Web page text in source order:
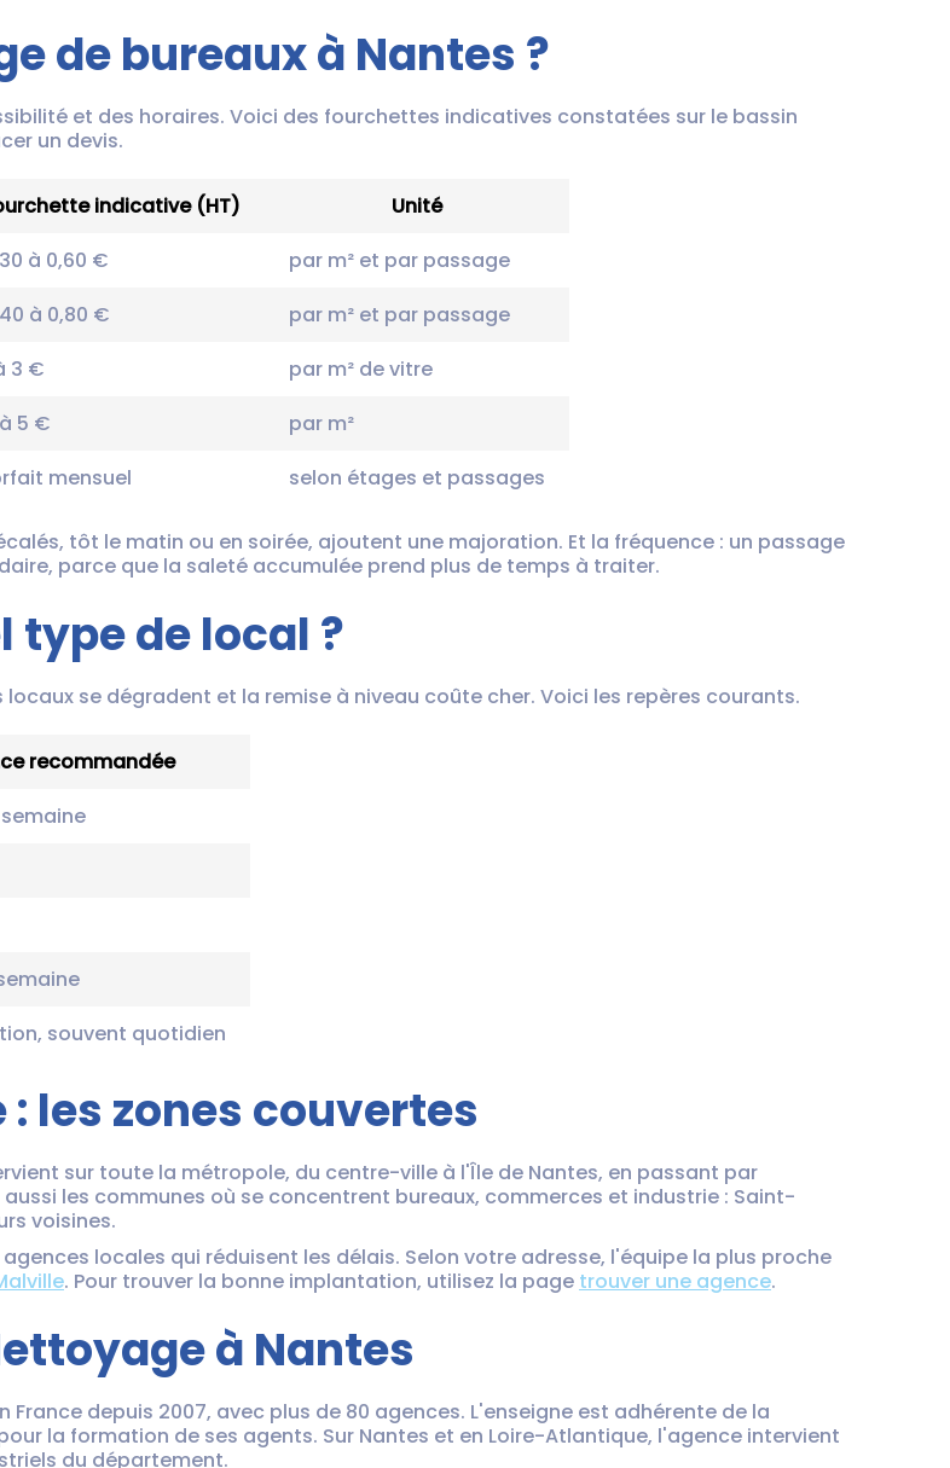
de bureaux à Nantes ?
et des horaires. Voici des fourchettes indicatives constatées sur le bassin
un devis.
indicative (HT)
Unité
à 0,60 €
par m² et par passage
à 0,80 €
par m² et par passage
3 €
par m² de vitre
5 €
par m²
mensuel selon étages et passages
tôt le matin ou en soirée, ajoutent une majoration. Et la fréquence : un passage
parce que la saleté accumulée prend plus de temps à traiter.
type de local ?
se dégradent et la remise à niveau coûte cher. Voici les repères courants.
recommandée
souvent quotidien
les zones couvertes
sur toute la métropole, du centre-ville à l'Île de Nantes, en passant par
les communes où se concentrent bureaux, commerces et industrie : Saint-
voisines.
locales qui réduisent les délais. Selon votre adresse, l'équipe la plus proche
. Pour trouver la bonne implantation, utilisez la page trouver une agence.
à Nantes
depuis 2007, avec plus de 80 agences. L'enseigne est adhérente de la
la formation de ses agents. Sur Nantes et en Loire-Atlantique, l'agence intervient
du département.